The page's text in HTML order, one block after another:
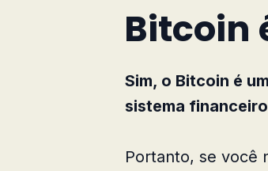
Bitcoin
Sim, o Bitcoin é
sistema
Portanto, se você